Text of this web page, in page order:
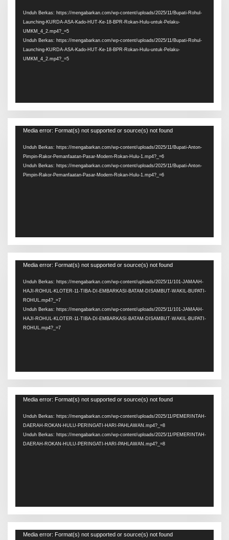
Unduh Berkas: https://mengabarkan.com/wp-content/uploads/2025/11/Bupati-Rohul-
Launching-KURDA-ASA-Kado-HUT-Ke-18-BPR-Rokan-Hulu-untuk-Pelaku-
UMKM_4_2.mp4?_=5
Unduh Berkas: https://mengabarkan.com/wp-content/uploads/2025/11/Bupati-Rohul-
Launching-KURDA-ASA-Kado-HUT-Ke-18-BPR-Rokan-Hulu-untuk-Pelaku-
UMKM_4_2.mp4?_=5
Pemutar
Media error: Format(s) not supported or source(s) not found
Unduh Berkas: https://mengabarkan.com/wp-content/uploads/2025/11/Bupati-Anton-
Pimpin-Rakor-Pemanfaatan-Pasar-Modern-Rokan-Hulu-1.mp4?_=6
Unduh Berkas: https://mengabarkan.com/wp-content/uploads/2025/11/Bupati-Anton-
Pimpin-Rakor-Pemanfaatan-Pasar-Modern-Rokan-Hulu-1.mp4?_=6
Pemutar
Media error: Format(s) not supported or source(s) not found
Unduh Berkas: https://mengabarkan.com/wp-content/uploads/2025/11/101-JAMAAH-
HAJI-ROHUL-KLOTER-11-TIBA-DI-EMBARKASI-BATAM-DISAMBUT-WAKIL-BUPATI-
ROHUL.mp4?_=7
Unduh Berkas: https://mengabarkan.com/wp-content/uploads/2025/11/101-JAMAAH-
HAJI-ROHUL-KLOTER-11-TIBA-DI-EMBARKASI-BATAM-DISAMBUT-WAKIL-BUPATI-
ROHUL.mp4?_=7
Pemutar
Media error: Format(s) not supported or source(s) not found
Unduh Berkas: https://mengabarkan.com/wp-content/uploads/2025/11/PEMERINTAH-
DAERAH-ROKAN-HULU-PERINGATI-HARI-PAHLAWAN.mp4?_=8
Unduh Berkas: https://mengabarkan.com/wp-content/uploads/2025/11/PEMERINTAH-
DAERAH-ROKAN-HULU-PERINGATI-HARI-PAHLAWAN.mp4?_=8
Pemutar
Media error: Format(s) not supported or source(s) not found